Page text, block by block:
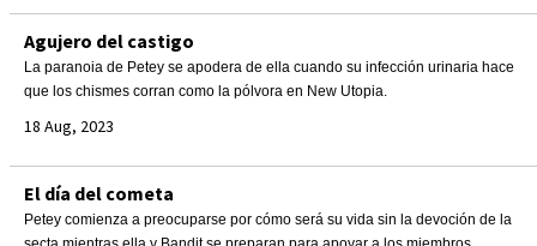
Agujero del castigo
La paranoia de Petey se apodera de ella cuando su infección urinaria hace
que los chismes corran como la pólvora en New Utopia.
18 Aug, 2023
El día del cometa
Petey comienza a preocuparse por cómo será su vida sin la devoción de la